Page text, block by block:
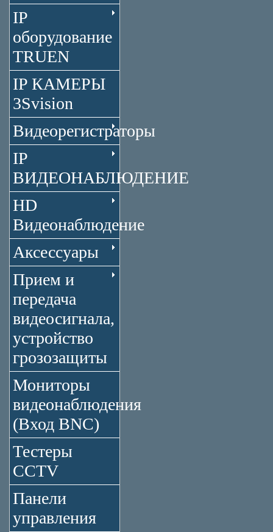
IP
оборудование
TRUEN
IP КАМЕРЫ
3Svision
Видеорегистраторы
IP
ВИДЕОНАБЛЮДЕНИЕ
HD
Видеонаблюдение
Аксессуары
Прием и
передача
видеосигнала,
устройство
грозозащиты
Мониторы
видеонаблюдения
(Вход BNC)
Тестеры
CCTV
Панели
управления